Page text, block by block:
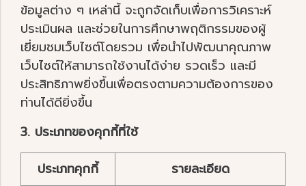
ข้อมูลต่าง ๆ เหล่านี้ จะถูกจัดเก็บเพื่อการวิเคราะห์
ประเมินผล และช่วยในการศึกษาพฤติกรรมของผู้
เยี่ยมชมเว็บไซต์โดยรวม เพื่อนำไปพัฒนาคุณภาพ
เว็บไซต์ให้สามารถใช้งานได้ง่าย รวดเร็ว และมี
ประสิทธิภาพยิ่งขึ้นเพื่อตรงตามความต้องการของ
ท่านได้ดียิ่งขึ้น
3. ประเภทของคุกกี้ที่ใช้
ประเภทคุกกี้
รายละเอียด